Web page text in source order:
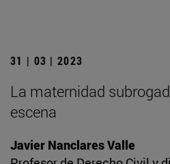
31 | 03 | 2023
La maternidad
escena
Javier Nanclares Valle